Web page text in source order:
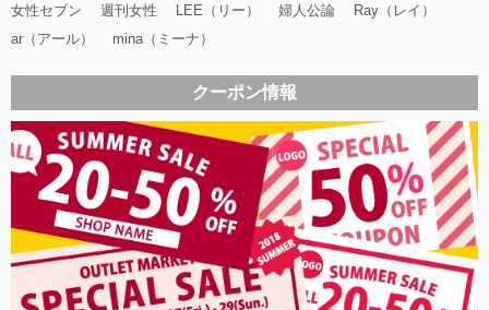
女性セブン
週刊女性 LEE（リー） 婦人公論
Ray（レイ）
ar（アール）
mina（ミーナ）
クーポン情報